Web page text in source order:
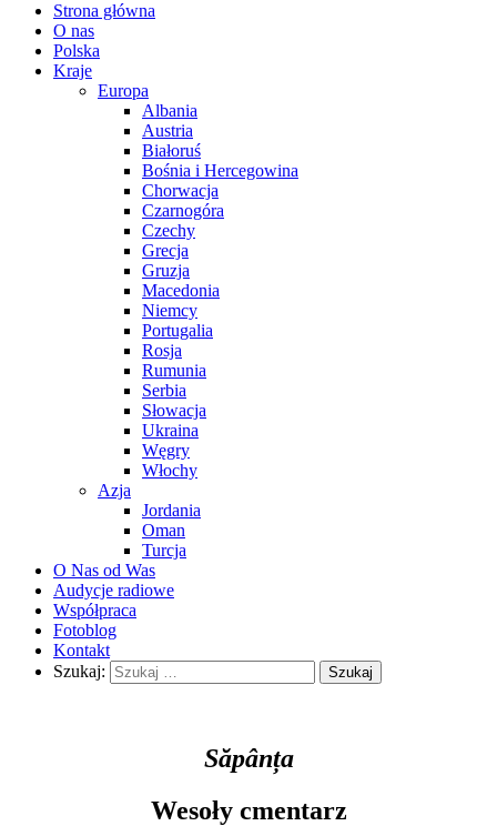
Strona główna
O nas
Polska
Kraje
Europa
Albania
Austria
Białoruś
Bośnia i Hercegowina
Chorwacja
Czarnogóra
Czechy
Grecja
Gruzja
Macedonia
Niemcy
Portugalia
Rosja
Rumunia
Serbia
Słowacja
Ukraina
Węgry
Włochy
Azja
Jordania
Oman
Turcja
O Nas od Was
Audycje radiowe
Współpraca
Fotoblog
Kontakt
Szukaj:
Săpânța
Wesoły cmentarz